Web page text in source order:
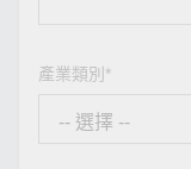
產業類別*